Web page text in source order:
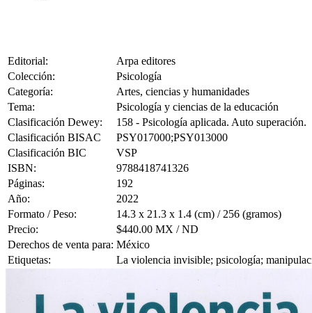
Editorial:
Arpa editores
Colección:
Psicología
Categoría:
Artes, ciencias y humanidades
Tema:
Psicología y ciencias de la educación
Clasificación Dewey:
158 - Psicología aplicada. Auto superación.
Clasificación BISAC
PSY017000;PSY013000
Clasificación BIC
VSP
ISBN:
9788418741326
Páginas:
192
Año:
2022
Formato / Peso:
14.3 x 21.3 x 1.4 (cm) / 256 (gramos)
Precio:
$440.00 MX / ND
Derechos de venta para: México
Etiquetas:
La violencia invisible; psicología;